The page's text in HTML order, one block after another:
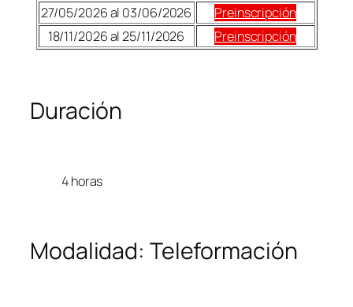
27/05/2026 al 03/06/2026
Preinscripción
18/11/2026 al 25/11/2026
Preinscripción
Duración
4 horas
Modalidad: Teleformación